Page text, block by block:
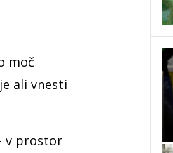
moč
ali vnesti
v prostor